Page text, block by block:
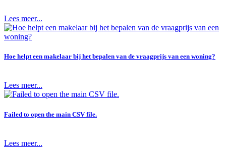
Lees meer...
Hoe helpt een makelaar bij het bepalen van de vraagprijs van een woning?
Lees meer...
Failed to open the main CSV file.
Lees meer...